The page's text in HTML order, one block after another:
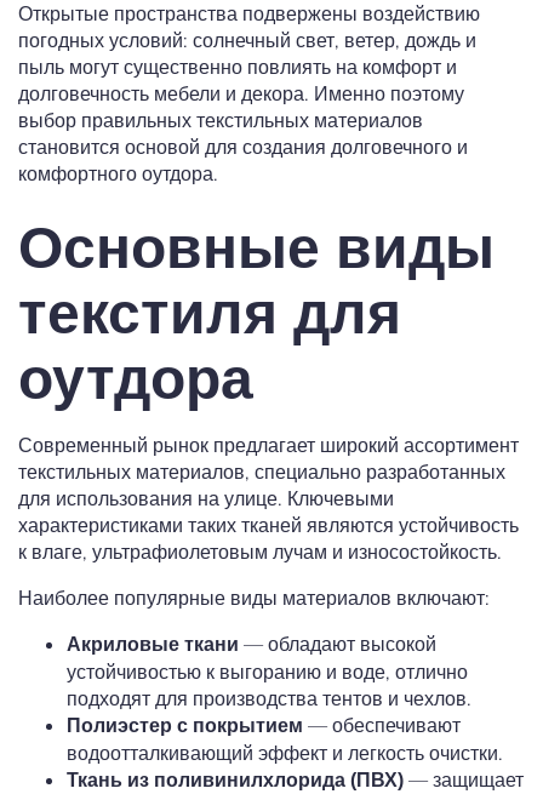
Открытые пространства подвержены воздействию
погодных условий: солнечный свет, ветер, дождь и
пыль могут существенно повлиять на комфорт и
долговечность мебели и декора. Именно поэтому
выбор правильных текстильных материалов
становится основой для создания долговечного и
комфортного оутдора.
Основные виды
текстиля для
оутдора
Современный рынок предлагает широкий ассортимент
текстильных материалов, специально разработанных
для использования на улице. Ключевыми
характеристиками таких тканей являются устойчивость
к влаге, ультрафиолетовым лучам и износостойкость.
Наиболее популярные виды материалов включают:
Акриловые ткани — обладают высокой
устойчивостью к выгоранию и воде, отлично
подходят для производства тентов и чехлов.
Полиэстер с покрытием — обеспечивают
водоотталкивающий эффект и легкость очистки.
Ткань из поливинилхлорида (ПВХ) — защищает